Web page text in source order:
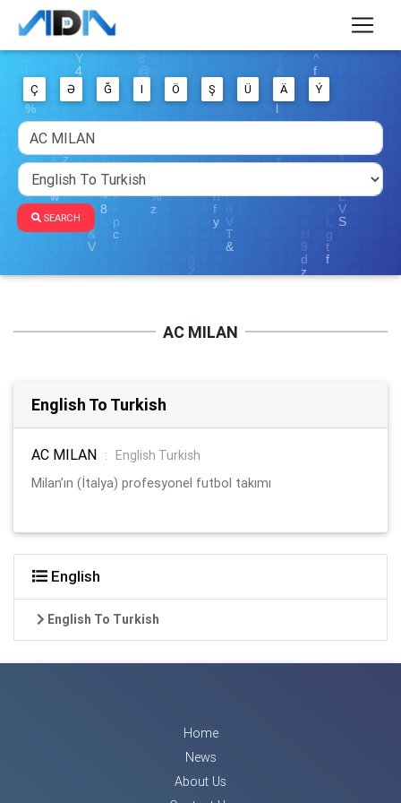
Ç Ə Ğ I Ö Ş Ü Ä Ý
SEARCH
AC MILAN
English To Turkish
AC MILAN :
English Turkish
Milan’ın (İtalya) profesyonel futbol takımı
English
English To Turkish
Home
News
About Us